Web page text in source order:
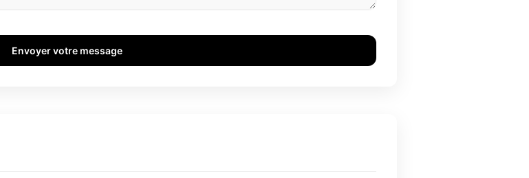
Envoyer votre message